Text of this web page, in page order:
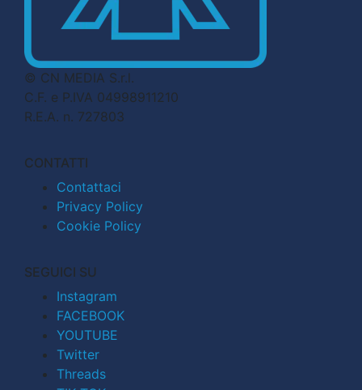
© CN MEDIA S.r.l.
C.F. e P.IVA 04998911210
R.E.A. n. 727803
CONTATTI
Contattaci
Privacy Policy
Cookie Policy
SEGUICI SU
Instagram
FACEBOOK
YOUTUBE
Twitter
Threads